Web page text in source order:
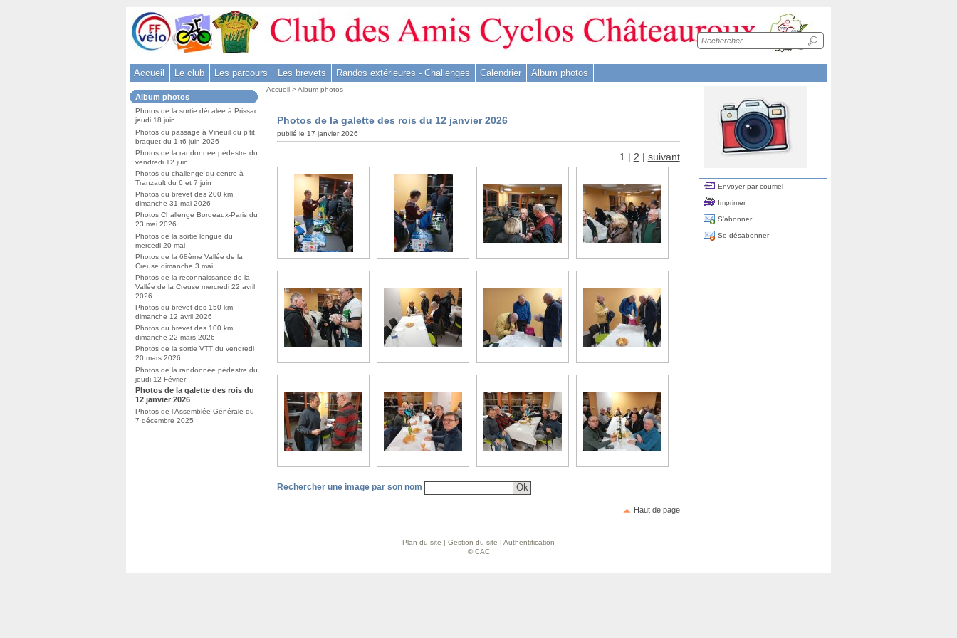
Recherche
sur
site
Accueil Le club Les parcours Les brevets Randos extérieures - Challenges Calendrier Album photos
Dans
la
rubrique
:
Album photos
Photos de la sortie décalée à Prissac
jeudi 18 juin
Photos du passage à Vineuil du p’tit
braquet du 1 t6 juin 2026
Photos de la randonnée pédestre du
vendredi 12 juin
Photos du challenge du centre à
Tranzault du 6 et 7 juin
Photos du brevet des 200 km
dimanche 31 mai 2026
Photos Challenge Bordeaux-Paris du
23 mai 2026
Photos de la sortie longue du
mercedi 20 mai
Photos de la 68ème Vallée de la
Creuse dimanche 3 mai
Photos de la reconnaissance de la
Vallée de la Creuse mercredi 22 avril
2026
Photos du brevet des 150 km
dimanche 12 avril 2026
Photos du brevet des 100 km
dimanche 22 mars 2026
Photos de la sortie VTT du vendredi
20 mars 2026
Photos de la randonnée pédestre du
jeudi 12 Février
Photos de la galette des rois du
12 janvier 2026
Photos de l’Assemblée Générale du
7 décembre 2025
Vous
Accueil >Album photos
Photos de la galette des rois du 12 janvier 2026
publié le 17 janvier 2026
1 | 2 | suivant
Rechercher une image par son nom
Haut de page
Envoyer par courriel
Imprimer
S'abonner
Se désabonner
Plan du site Gestion du site
Authentification
© CAC